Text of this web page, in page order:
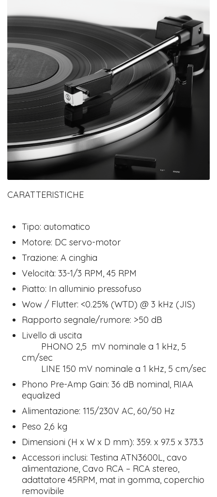
CARATTERISTICHE
Tipo: automatico
Motore: DC servo-motor
Trazione: A cinghia
Velocità: 33-1/3 RPM, 45 RPM
Piatto: In alluminio pressofuso
Wow / Flutter: <0.25% (WTD) @ 3 kHz (JIS)
Rapporto segnale/rumore: >50 dB
Livello di uscita
PHONO 2,5 mV nominale a 1 kHz, 5
cm/sec
LINE 150 mV nominale a 1 kHz, 5 cm/sec
Phono Pre-Amp Gain: 36 dB nominal, RIAA
equalized
Alimentazione: 115/230V AC, 60/50 Hz
Peso 2,6 kg
Dimensioni (H x W x D mm): 359. x 97.5 x 373.3
Accessori inclusi: Testina ATN3600L, cavo
alimentazione, Cavo RCA – RCA stereo,
adattatore 45RPM, mat in gomma, coperchio
removibile